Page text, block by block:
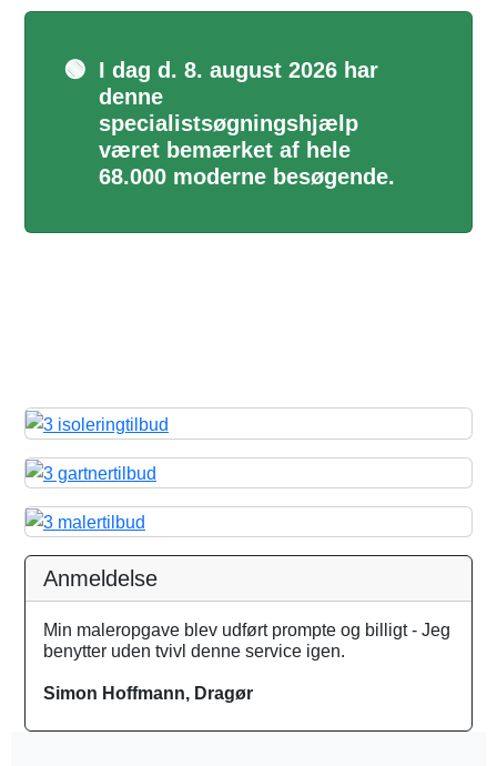
🟢 I dag d. 8. august 2026 har
denne
specialistsøgningshjælp
været bemærket af hele
68.000 moderne besøgende.
Anmeldelse
Min maleropgave blev udført prompte og billigt - Jeg
benytter uden tvivl denne service igen.
Simon Hoffmann, Dragør